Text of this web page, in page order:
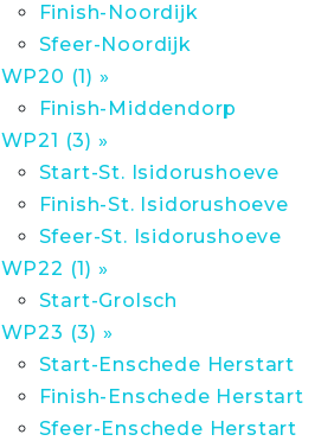
Finish-Noordijk
Sfeer-Noordijk
WP20 (1) »
Finish-Middendorp
WP21 (3) »
Start-St. Isidorushoeve
Finish-St. Isidorushoeve
Sfeer-St. Isidorushoeve
WP22 (1) »
Start-Grolsch
WP23 (3) »
Start-Enschede Herstart
Finish-Enschede Herstart
Sfeer-Enschede Herstart